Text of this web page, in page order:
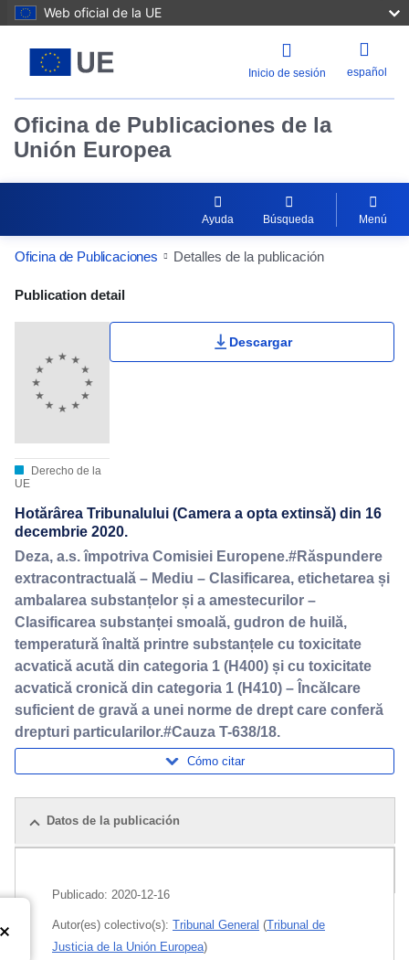
Web oficial de la UE
Inicio de sesión español
Oficina de Publicaciones de la
Unión Europea
Ayuda Búsqueda Menú
Oficina de Publicaciones Detalles de la publicación
Publication Detail Actions Portlet
Publication detail
Derecho de la
UE
Descargar
Hotărârea Tribunalului (Camera a opta extinsă) din 16
decembrie 2020.
Deza, a.s. împotriva Comisiei Europene.#Răspundere
extracontractuală – Mediu – Clasificarea, etichetarea și
ambalarea substanțelor și a amestecurilor –
Clasificarea substanței smoală, gudron de huilă,
temperatură înaltă printre substanțele cu toxicitate
acvatică acută din categoria 1 (H400) și cu toxicitate
acvatică cronică din categoria 1 (H410) – Încălcare
suficient de gravă a unei norme de drept care conferă
drepturi particularilor.#Cauza T-638/18.
Cómo citar
Datos de la publicación
Publicado: 2020-12-16
Autor(es) colectivo(s): Tribunal General (Tribunal de
Justicia de la Unión Europea)